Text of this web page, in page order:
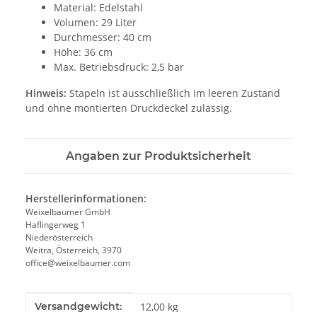
Material: Edelstahl
Volumen: 29 Liter
Durchmesser: 40 cm
Höhe: 36 cm
Max. Betriebsdruck: 2,5 bar
Hinweis: Stapeln ist ausschließlich im leeren Zustand
und ohne montierten Druckdeckel zulässig.
Angaben zur Produktsicherheit
Herstellerinformationen:
Weixelbaumer GmbH
Haflingerweg 1
Niederösterreich
Weitra, Österreich, 3970
office@weixelbaumer.com
Produkteigenschaft
Wert
Versandgewicht: 12,00 kg